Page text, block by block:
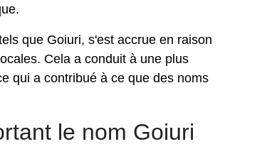
que Goiuri, s'est accrue en raison
Cela a conduit à une plus
qui a contribué à ce que des noms
le nom Goiuri